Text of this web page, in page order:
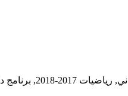
دعم طلاب ثاني عشر